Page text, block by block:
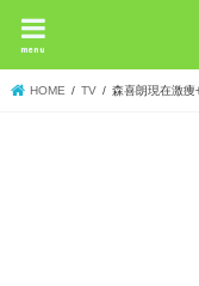
menu
HOME TV 森喜朗現在激